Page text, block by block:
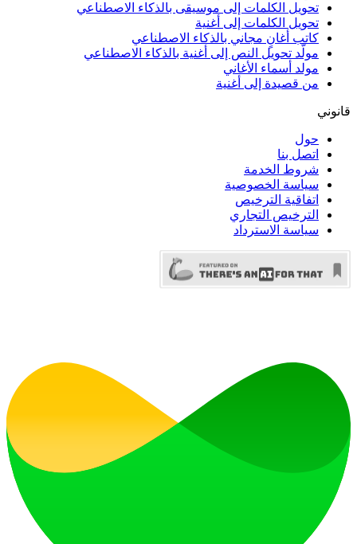
تحويل الكلمات إلى موسيقى بالذكاء الاصطناعي
تحويل الكلمات إلى أغنية
كاتب أغانٍ مجاني بالذكاء الاصطناعي
مولّد تحويل النص إلى أغنية بالذكاء الاصطناعي
مولد أسماء الأغاني
من قصيدة إلى أغنية
قانوني
حول
اتصل بنا
شروط الخدمة
سياسة الخصوصية
اتفاقية الترخيص
الترخيص التجاري
سياسة الاسترداد